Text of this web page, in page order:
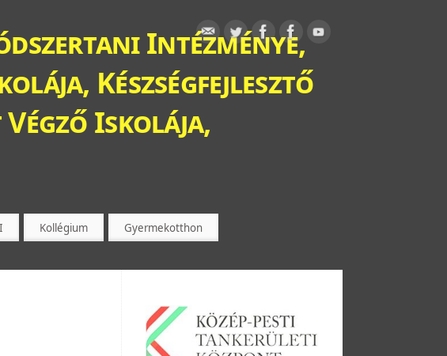
Intézménye,
Készségfejlesztő
Iskolája,
Kollégium
Gyermekotthon